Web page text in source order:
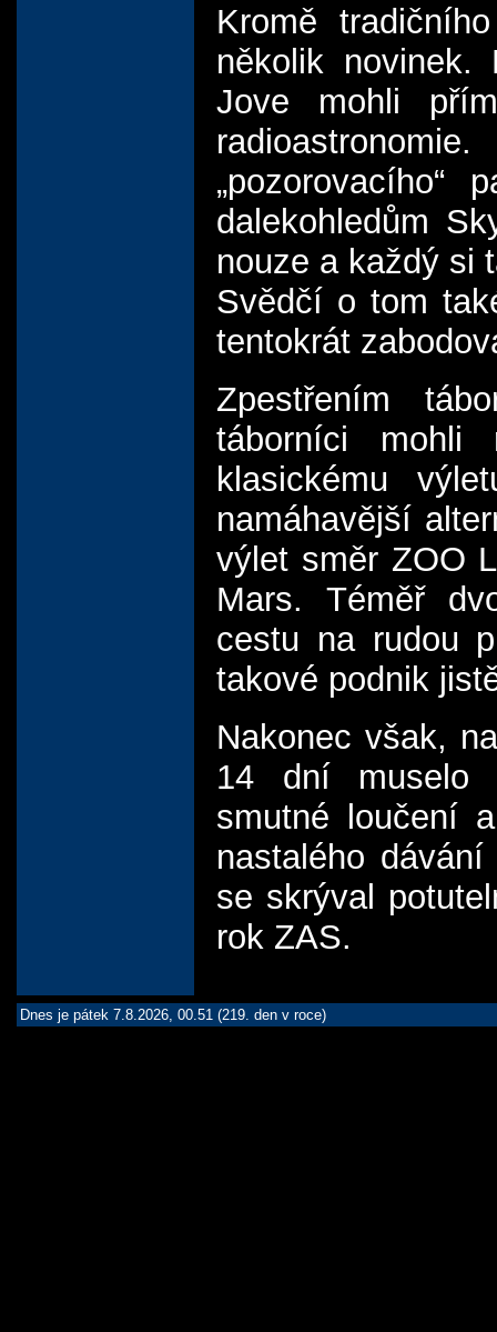
Kromě
několik novinek.
Jove mohli
„pozorovacího“
dalekohledům
nouze a každý si
Svědčí o tom
tentokrát
Zpestřením
táborníci mohli
klasickému
namáhavější
výlet směr ZOO
Mars. Téměř
cestu na rudou
takové podnik
Nakonec však,
14 dní muselo
smutné loučení
nastalého
se skrýval
rok ZAS.
Dnes je pátek 7.8.2026, 00.51 (219. den v roce)